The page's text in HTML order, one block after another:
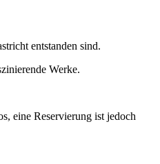
entstanden sind.
Werke.
eine Reservierung ist jedoch